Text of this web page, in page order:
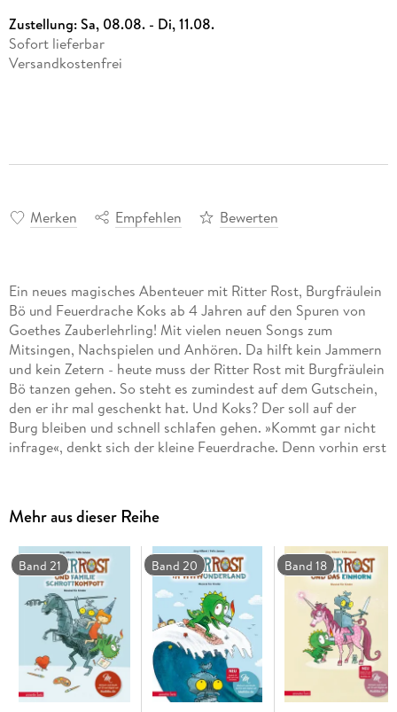
Zustellung:Sa, 08.08. - Di, 11.08.
Sofort lieferbar
Versandkostenfrei
Merken Empfehlen Bewerten
Ein neues magisches Abenteuer mit Ritter Rost, Burgfräulein
Bö und Feuerdrache Koks ab 4 Jahren auf den Spuren von
Goethes Zauberlehrling! Mit vielen neuen Songs zum
Mitsingen, Nachspielen und Anhören. Da hilft kein Jammern
und kein Zetern - heute muss der Ritter Rost mit Burgfräulein
Bö tanzen gehen. So steht es zumindest auf dem Gutschein,
den er ihr mal geschenkt hat. Und Koks? Der soll auf der
Burg bleiben und schnell schlafen gehen. »Kommt gar nicht
infrage«, denkt sich der kleine Feuerdrache. Denn vorhin erst
darin. Da kann Koks nicht widerstehen . . . und so nimmt der
Zauber seinen Lauf. Fantasie, Humor und viel Musik sind das
Geheimrezept der Ritter Rost Musicals. Auf der im Buch
enthaltenen CD sind viele Songs zu finden, die man
mitsingen, nachspielen oder einfach nur anhören kann.
CD Standard Audio Format
Mehr aus dieser Reihe
Band 21 Band 20 Band 18